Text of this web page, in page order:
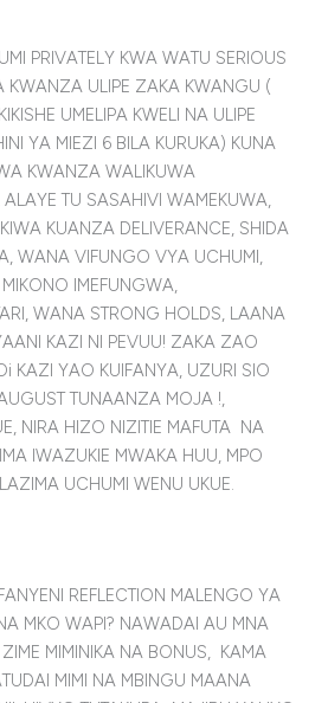
PRIVATELY KWA WATU SERIOUS
KWANZA ULIPE ZAKA KWANGU (
UMELIPA KWELI NA ULIPE
YA MIEZI 6 BILA KURUKA) KUNA
KWANZA WALIKUWA
TU SASAHIVI WAMEKUWA,
KUANZA DELIVERANCE, SHIDA
WANA VIFUNGO VYA UCHUMI,
IMEFUNGWA,
WANA STRONG HOLDS, LAANA
KAZI NI PEVUU! ZAKA ZAO
KAZI YAO KUIFANYA, UZURI SIO
TUNAANZA MOJA !,
NIRA HIZO NIZITIE MAFUTA NA
IWAZUKIE MWAKA HUU, MPO
UCHUMI WENU UKUE.
REFLECTION MALENGO YA
MKO WAPI? NAWADAI AU MNA
MIMINIKA NA BONUS, KAMA
MIMI NA MBINGU MAANA